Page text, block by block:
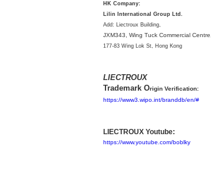
HK Company:
Lilin International Group Ltd.
Add: Liectroux Building,
JXM343, Wing Tuck Commercial Centre,
177-83 Wing Lok St, Hong Kong
LIECTROUX
Trademark Origin Verification:
https://www3.wipo.int/branddb/en/#
LIECTROUX Youtube:
https://www.youtube.com/boblky